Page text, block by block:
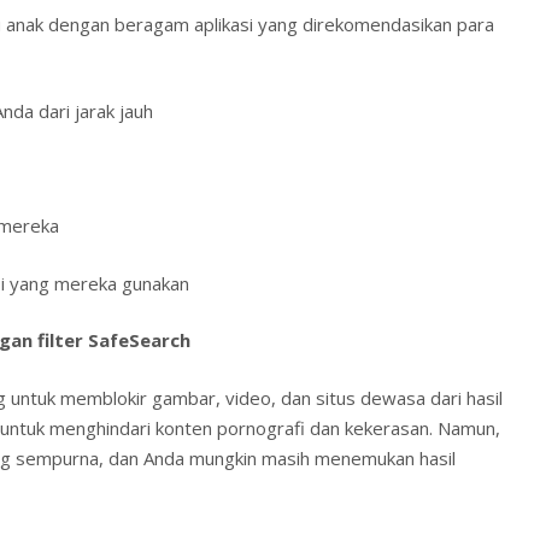
dengan beragam aplikasi yang direkomendasikan para
dari jarak jauh
yang mereka gunakan
filter SafeSearch
untuk memblokir gambar, video, dan situs dewasa dari hasil
menghindari konten pornografi dan kekerasan. Namun,
sempurna, dan Anda mungkin masih menemukan hasil